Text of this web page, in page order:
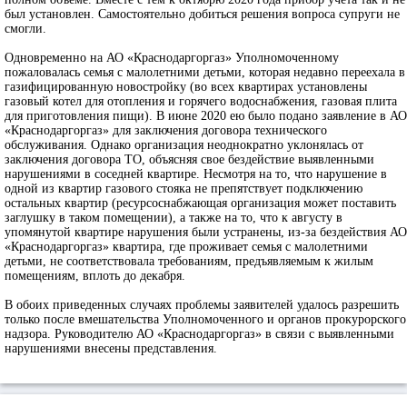
был установлен. Самостоятельно добиться решения вопроса супруги не
смогли.
Одновременно на АО «Краснодаргоргаз» Уполномоченному
пожаловалась семья с малолетними детьми, которая недавно переехала в
газифицированную новостройку (во всех квартирах установлены
газовый котел для отопления и горячего водоснабжения, газовая плита
для приготовления пищи). В июне 2020 ею было подано заявление в АО
«Краснодаргоргаз» для заключения договора технического
обслуживания. Однако организация неоднократно уклонялась от
заключения договора ТО, объясняя свое бездействие выявленными
нарушениями в соседней квартире. Несмотря на то, что нарушение в
одной из квартир газового стояка не препятствует подключению
остальных квартир (ресурсоснабжающая организация может поставить
заглушку в таком помещении), а также на то, что к августу в
упомянутой квартире нарушения были устранены, из-за бездействия АО
«Краснодаргоргаз» квартира, где проживает семья с малолетними
детьми, не соответствовала требованиям, предъявляемым к жилым
помещениям, вплоть до декабря.
В обоих приведенных случаях проблемы заявителей удалось разрешить
только после вмешательства Уполномоченного и органов прокурорского
надзора. Руководителю АО «Краснодаргоргаз» в связи с выявленными
нарушениями внесены представления.